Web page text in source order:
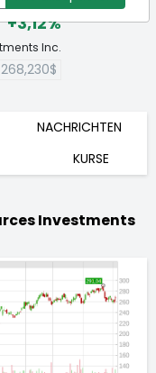
+3,12%
Inc.
268,230$
NACHRICHTEN
KURSE
Investments